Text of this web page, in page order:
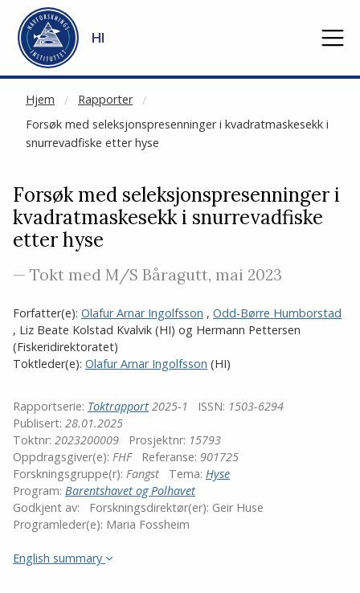
Gå til hovedinnhold
HI
Hjem
Rapporter
Forsøk med seleksjonspresenninger i kvadratmaskesekk i
snurrevadfiske etter hyse
NOT CACHED
Forsøk med seleksjonspresenninger i
kvadratmaskesekk i snurrevadfiske
etter hyse
— Tokt med M/S Båragutt, mai 2023
Forfatter(e): Olafur Arnar Ingolfsson , Odd-Børre Humborstad
, Liz Beate Kolstad Kvalvik (HI) og Hermann Pettersen
(Fiskeridirektoratet)
Toktleder(e): Olafur Arnar Ingolfsson (HI)
Rapportserie: Toktrapport 2025-1 ISSN: 1503-6294
Publisert: 28.01.2025
Toktnr: 2023200009 Prosjektnr: 15793
Oppdragsgiver(e): FHF Referanse: 901725
Forskningsgruppe(r): Fangst Tema: Hyse
Program: Barentshavet og Polhavet
Godkjent av:
Forskningsdirektør(er): Geir Huse
Programleder(e): Maria Fossheim
English summary